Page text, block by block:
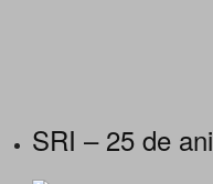
SRI – 25 de ani